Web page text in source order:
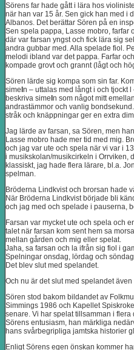
Sörens far hade gått i lära hos
när han var 15 år. Sen gick han med i
Albanos. Det berättar Sören på en
Sen spela pappa, Lasse mobro, farfar
där var farsan yngst och fick lära sig
andra gubbar med. Alla spelade fiol.
melodi ibland var det pappa. Farfar
kompade grovt och grannt (lågt och
Sören lärde sig kompa som sin far.
simeln – uttalas med långt i och tjockt
beskriva simeln som något mitt
andrastämmor och vanlig
stråk och knäppningar ger en extra
Jag lärde av farsan, sa Sören, men
Lasse mobro hade mer tid med mig.
och jag var ute och spela när vi var i
i musikskolan/musikcirkeln i Orrviken,
klassiskt, jag hade flera lärare, bl.a.
spelman.
Bröderna Lindkvist och brorsan hade
När Bröderna Lindkvist började bli
och jag med och spelade i pauserna,
Farsan var mycket ute och spela och
talet när farsan kom sent hem sa
mellan gården och mig eller spelat.
Jaha, sa farsan och la ifrån sig fiol i
Spelningar onsdag, lördag och söndag
Det blev slut med spelandet.
Och nu är det slut med spelandet även
Sören stod bakom bildandet av
Simmings 1986 och Kapellet
senare. Vi har spelat tillsamman i flera
Sörens entusiasm, han märkliga
hans svårbegripliga jamtska historier
Enligt Sörens egen önskan kommer